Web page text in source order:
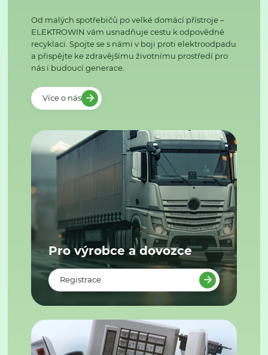
Od malých spotřebičů po velké domácí přístroje –
ELEKTROWIN vám usnadňuje cestu k odpovědné
recyklaci. Spojte se s námi v boji proti elektroodpadu
a přispějte ke zdravějšímu životnímu prostředí pro
nás i budoucí generace.
Více o nás
Pro výrobce a dovozce
Registrace